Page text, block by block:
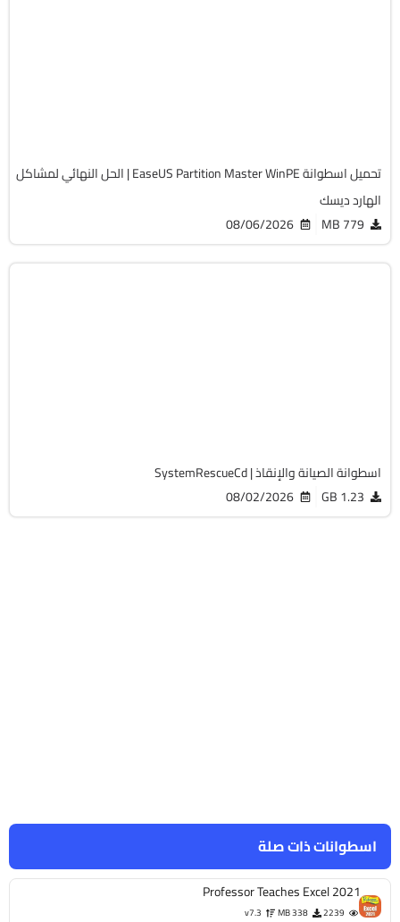
اسطوانات ذات صلة
Professor Teaches Excel 2021
2239
338 MB
v7.3
تحميل اسطوانة EaseUS Partition Master WinPE | الحل النهائي لمشاكل
الهارد ديسك
779 MB
08/06/2026
اسطوانة الصيانة والإنقاذ | SystemRescueCd
1.23 GB
08/02/2026